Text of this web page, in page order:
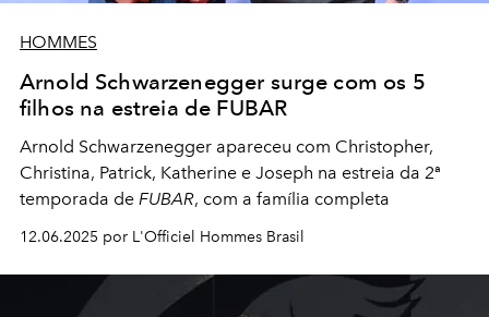
HOMMES
Arnold Schwarzenegger surge com os 5
filhos na estreia de FUBAR
Arnold Schwarzenegger apareceu com Christopher,
Christina, Patrick, Katherine e Joseph na estreia da 2ª
temporada de FUBAR, com a família completa
12.06.2025 por L'Officiel Hommes Brasil